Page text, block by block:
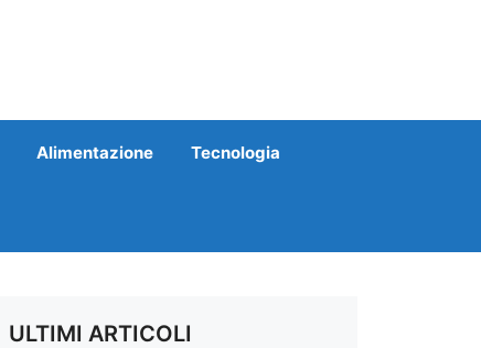
Alimentazione Tecnologia
ULTIMI ARTICOLI